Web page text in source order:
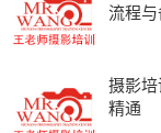
流程
摄影培
精通